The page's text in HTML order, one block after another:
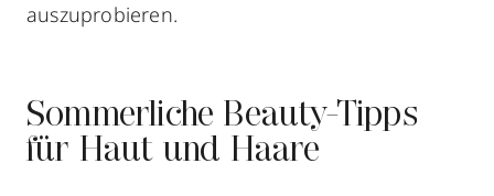
auszuprobieren.
Sommerliche Beauty-Tipps
für Haut und Haare